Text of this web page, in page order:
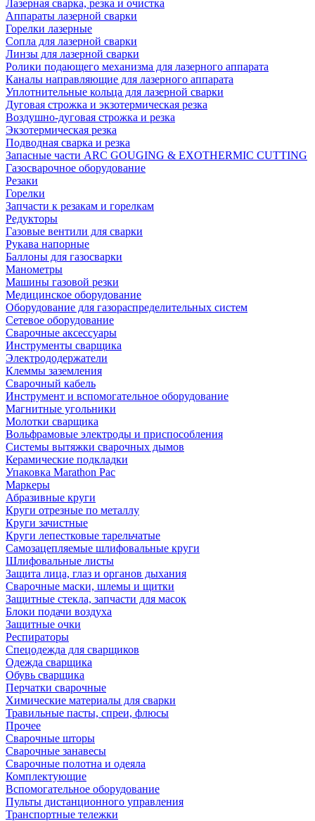
Лазерная сварка, резка и очистка
Аппараты лазерной сварки
Горелки лазерные
Сопла для лазерной сварки
Линзы для лазерной сварки
Ролики подающего механизма для лазерного аппарата
Каналы направляющие для лазерного аппарата
Уплотнительные кольца для лазерной сварки
Дуговая строжка и экзотермическая резка
Воздушно-дуговая строжка и резка
Экзотермическая резка
Подводная сварка и резка
Запасные части ARC GOUGING & EXOTHERMIC CUTTING
Газосварочное оборудование
Резаки
Горелки
Запчасти к резакам и горелкам
Редукторы
Газовые вентили для сварки
Рукава напорные
Баллоны для газосварки
Манометры
Машины газовой резки
Медицинское оборудование
Оборудование для газораспределительных систем
Сетевое оборудование
Сварочные аксессуары
Инструменты сварщика
Электрододержатели
Клеммы заземления
Сварочный кабель
Инструмент и вспомогательное оборудование
Магнитные угольники
Молотки сварщика
Вольфрамовые электроды и приспособления
Системы вытяжки сварочных дымов
Керамические подкладки
Упаковка Marathon Pac
Маркеры
Абразивные круги
Круги отрезные по металлу
Круги зачистные
Круги лепестковые тарельчатые
Самозацепляемые шлифовальные круги
Шлифовальные листы
Защита лица, глаз и органов дыхания
Сварочные маски, шлемы и щитки
Защитные стекла, запчасти для масок
Блоки подачи воздуха
Защитные очки
Респираторы
Спецодежда для сварщиков
Одежда сварщика
Обувь сварщика
Перчатки сварочные
Химические материалы для сварки
Травильные пасты, спреи, флюсы
Прочее
Сварочные шторы
Сварочные занавесы
Сварочные полотна и одеяла
Комплектующие
Вспомогательное оборудование
Пульты дистанционного управления
Транспортные тележки